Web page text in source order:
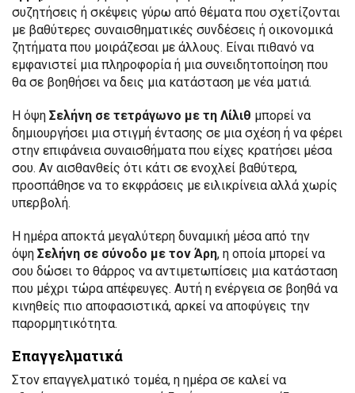
συζητήσεις ή σκέψεις γύρω από θέματα που σχετίζονται
με βαθύτερες συναισθηματικές συνδέσεις ή οικονομικά
ζητήματα που μοιράζεσαι με άλλους. Είναι πιθανό να
εμφανιστεί μια πληροφορία ή μια συνειδητοποίηση που
θα σε βοηθήσει να δεις μια κατάσταση με νέα ματιά.
Η όψη Σελήνη σε τετράγωνο με τη Λίλιθ μπορεί να
δημιουργήσει μια στιγμή έντασης σε μια σχέση ή να φέρει
στην επιφάνεια συναισθήματα που είχες κρατήσει μέσα
σου. Αν αισθανθείς ότι κάτι σε ενοχλεί βαθύτερα,
προσπάθησε να το εκφράσεις με ειλικρίνεια αλλά χωρίς
υπερβολή.
Η ημέρα αποκτά μεγαλύτερη δυναμική μέσα από την
όψη Σελήνη σε σύνοδο με τον Άρη, η οποία μπορεί να
σου δώσει το θάρρος να αντιμετωπίσεις μια κατάσταση
που μέχρι τώρα απέφευγες. Αυτή η ενέργεια σε βοηθά να
κινηθείς πιο αποφασιστικά, αρκεί να αποφύγεις την
παρορμητικότητα.
Επαγγελματικά
Στον επαγγελματικό τομέα, η ημέρα σε καλεί να